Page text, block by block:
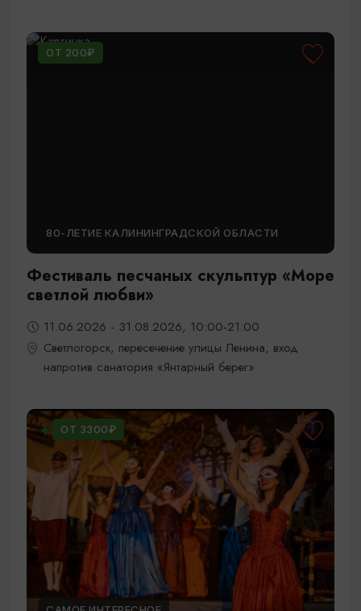
ОТ 200₽
80-ЛЕТИЕ КАЛИНИНГРАДСКОЙ ОБЛАСТИ
Фестиваль песчаных скульптур «Море
светлой любви»
11.06.2026 - 31.08.2026, 10:00-21:00
Светлогорск, пересечение улицы Ленина, вход
напротив санатория «Янтарный берег»
ОТ 3300₽